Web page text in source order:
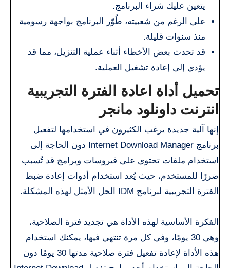
يتعين عليك شراء البرنامج.
على الرغم من شعبيته، طُوّر البرنامج بواجهة رسومية
منذ سنوات قليلة.
قد تحدث بعض الأخطاء أثناء عملية التنزيل، مما قد
يؤدي إلى إعادة تشغيل العملية.
تحميل أداة اعادة الفترة التجريبية
انترنت داونلود مانجر
برنامج Internet Download Manager دون الحاجة إلى
استخدام ملفات تحتوي على فيروسات وبرامج قد تُسبب
ضررًا للمستخدم، حيث يُعد استخدام أدوات إعادة ضبط
الفترة التجريبية لبرنامج IDM الحل الأمثل لهذه المشكلة.
الفكرة الأساسية لهذه الأداة هي تجديد فترة الصلاحية،
وهي 30 يومًا، وفي كل مرة تنتهي فيها، يمكنك استخدام
هذه الأداة لإعادة تفعيل فترة صلاحية مدتها 30 يومًا دون